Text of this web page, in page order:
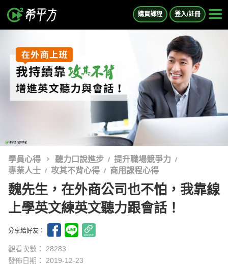
購買課程 登入/註冊
學員心得 聽力口說進步
提升職場競爭力
專業人士
攻其不背心得 商用課程心得
魏先生，在外商公司也不怕，我靠線
上學英文練英文聽力跟會話！
分享給好友：
觀看次數： 28283
發佈日期： 2019-12-23